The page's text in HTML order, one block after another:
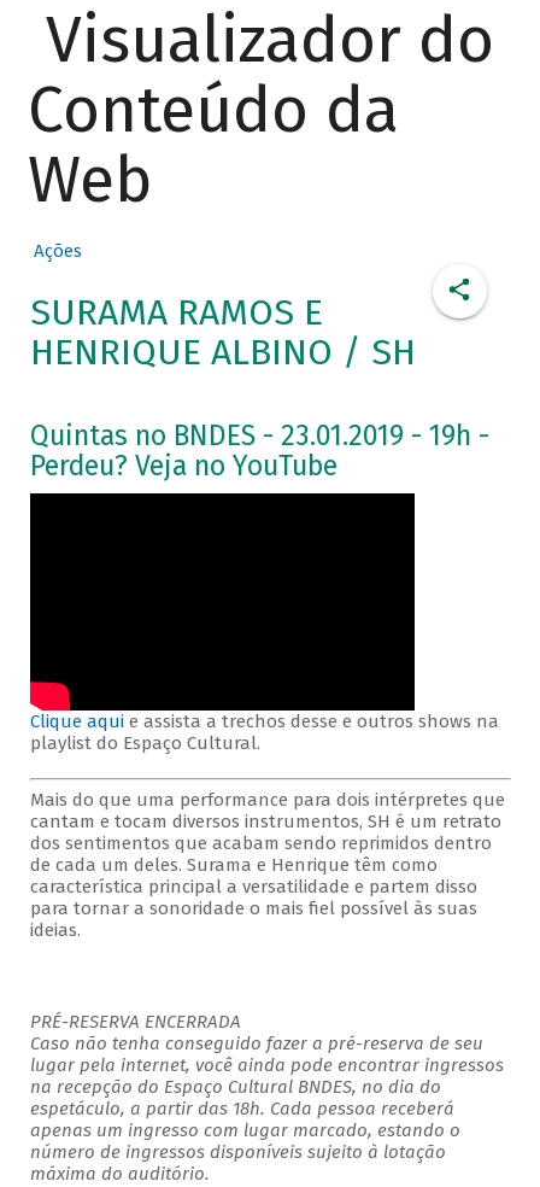
Visualizador do
Conteúdo da
Web
Ações
SURAMA RAMOS E
HENRIQUE ALBINO / SH
Quintas no BNDES - 23.01.2019 - 19h -
Perdeu? Veja no YouTube
Clique aquie assista a trechos desse e outros shows na
playlist do Espaço Cultural.
Mais do que uma performance para dois intérpretes que
cantam e tocam diversos instrumentos, SH é um retrato
dos sentimentos que acabam sendo reprimidos dentro
de cada um deles. Surama e Henrique têm como
característica principal a versatilidade e partem disso
para tornar a sonoridade o mais fiel possível às suas
ideias.
PRÉ-RESERVA ENCERRADA
Caso não tenha conseguido fazer a pré-reserva de seu
lugar pela internet, você ainda pode encontrar ingressos
na recepção do Espaço Cultural BNDES, no dia do
espetáculo, a partir das 18h. Cada pessoa receberá
apenas um ingresso com lugar marcado, estando o
número de ingressos disponíveis sujeito à lotação
máxima do auditório.